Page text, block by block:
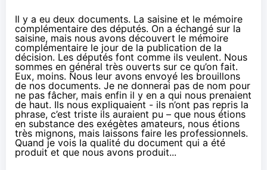
Il y a eu deux documents. La saisine et le mémoire
complémentaire des députés. On a échangé sur la
saisine, mais nous avons découvert le mémoire
complémentaire le jour de la publication de la
décision. Les députés font comme ils veulent. Nous
sommes en général très ouverts sur ce qu’on fait.
Eux, moins. Nous leur avons envoyé les brouillons
de nos documents. Je ne donnerai pas de nom pour
ne pas fâcher, mais enfin il y en a qui nous prenaient
de haut. Ils nous expliquaient - ils n’ont pas repris la
phrase, c’est triste ils auraient pu – que nous étions
en substance des exégètes amateurs, nous étions
très mignons, mais laissons faire les professionnels.
Quand je vois la qualité du document qui a été
produit et que nous avons produit...